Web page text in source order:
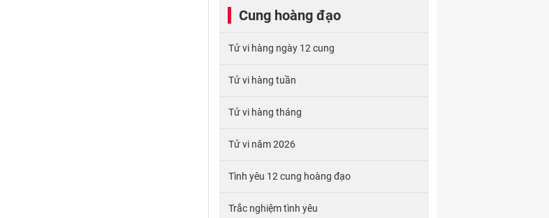
Cung hoàng đạo
Tử vi hàng ngày 12 cung
Tử vi hàng tuần
Tử vi hàng tháng
Tử vi năm 2026
Tình yêu 12 cung hoàng đạo
Trắc nghiệm tình yêu